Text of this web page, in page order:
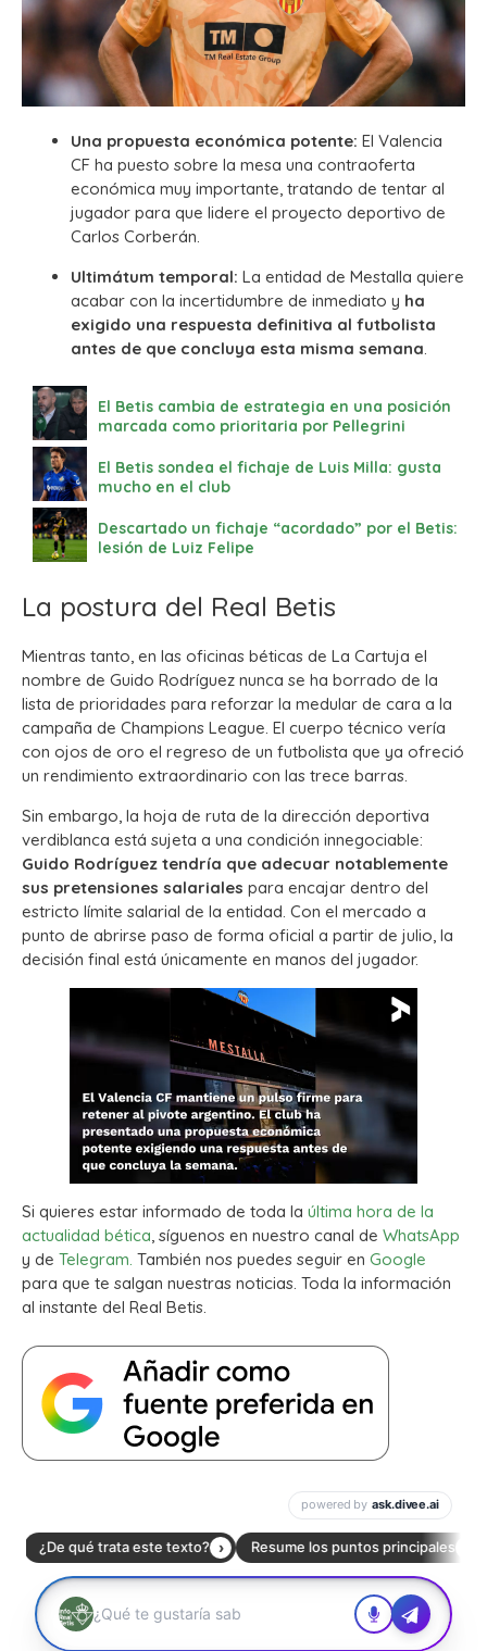
Una propuesta económica potente: El Valencia
CF ha puesto sobre la mesa una contraoferta
económica muy importante, tratando de tentar al
jugador para que lidere el proyecto deportivo de
Carlos Corberán.
Ultimátum temporal: La entidad de Mestalla quiere
acabar con la incertidumbre de inmediato y ha
exigido una respuesta definitiva al futbolista
antes de que concluya esta misma semana.
El Betis cambia de estrategia en una posición
marcada como prioritaria por Pellegrini
El Betis sondea el fichaje de Luis Milla: gusta
mucho en el club
Descartado un fichaje “acordado” por el Betis:
lesión de Luiz Felipe
La postura del Real Betis
Mientras tanto, en las oficinas béticas de La Cartuja el
nombre de Guido Rodríguez nunca se ha borrado de la
lista de prioridades para reforzar la medular de cara a la
campaña de Champions League. El cuerpo técnico vería
con ojos de oro el regreso de un futbolista que ya ofreció
un rendimiento extraordinario con las trece barras.
Sin embargo, la hoja de ruta de la dirección deportiva
verdiblanca está sujeta a una condición innegociable:
Guido Rodríguez tendría que adecuar notablemente
sus pretensiones salariales para encajar dentro del
estricto límite salarial de la entidad. Con el mercado a
punto de abrirse paso de forma oficial a partir de julio, la
decisión final está únicamente en manos del jugador.
Si quieres estar informado de toda la última hora de la
actualidad bética , síguenos en nuestro canal de WhatsApp
y de Telegram. También nos puedes seguir en Google
para que te salgan nuestras noticias. Toda la información
al instante del Real Betis.